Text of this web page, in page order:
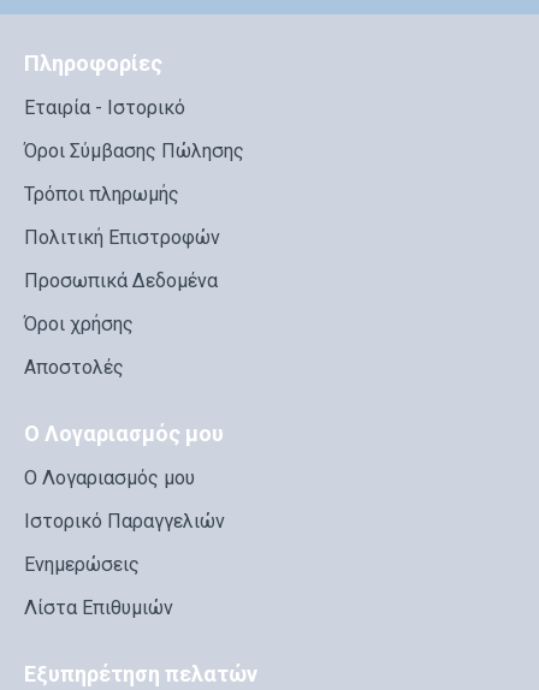
Πληροφορίες
Εταιρία - Ιστορικό
Όροι Σύμβασης Πώλησης
Τρόποι πληρωμής
Πολιτική Επιστροφών
Προσωπικά Δεδομένα
Όροι χρήσης
Αποστολές
Ο Λογαριασμός μου
Ο Λογαριασμός μου
Ιστορικό Παραγγελιών
Ενημερώσεις
Λίστα Επιθυμιών
Εξυπηρέτηση πελατών